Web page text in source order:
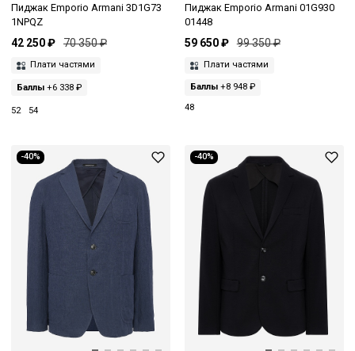
Пиджак Emporio Armani 3D1G73
1NPQZ
42 250 ₽ 70 350 ₽
Плати частями
Баллы +6 338 ₽
52 54
Пиджак Emporio Armani 01G930
01448
59 650 ₽ 99 350 ₽
Плати частями
Баллы+8 948 ₽
48
-40% -40%